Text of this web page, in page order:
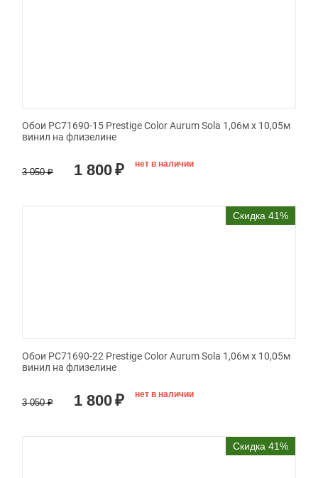
Обои PC71690-15 Prestige Color Aurum Sola 1,06м х 10,05м
винил на флизелине
3 050 ₽ 1 800₽ нет в наличии
Скидка 41%
Обои PC71690-22 Prestige Color Aurum Sola 1,06м х 10,05м
винил на флизелине
3 050 ₽ 1 800₽ нет в наличии
Скидка 41%